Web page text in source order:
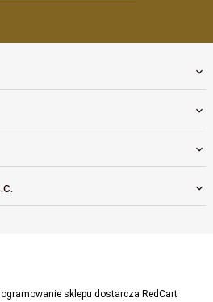
sklepu dostarcza RedCart